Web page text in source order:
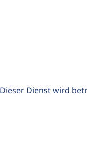
Dieser Dienst wird